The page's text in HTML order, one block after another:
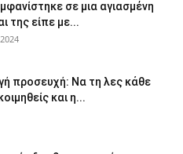
σε μια αγιασμένη
της είπε με...
προσευχή: Να τη λες κάθε
και η...